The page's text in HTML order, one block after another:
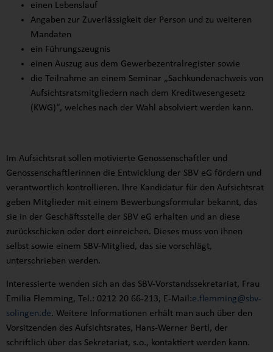
einen Lebenslauf
Angaben zur Zuverlässigkeit der Person und zu weiteren
Mandaten
ein Führungszeugnis
einen Auszug aus dem Gewerbezentralregister sowie
die Teilnahme an einem Seminar „Sachkundenachweis von
Aufsichtsratsmitgliedern nach dem Kreditwesengesetz
(KWG)“, welches nach der Wahl absolviert werden kann.
Im Aufsichtsrat sollen motivierte Genossenschaftler und
Genossenschaftlerinnen die Entwicklung der SBV eG fördern und
verantwortlich kontrollieren. Ihre Kandidatur für den Aufsichtsrat
geben Mitglieder mit einem Bewerbungsformular bekannt, das
sie in der Geschäftsstelle der SBV eG erhalten und an diese
zurückschicken oder dort einreichen. Dieses muss von ihnen
selbst sowie einem SBV-Mitglied, das sie vorschlägt,
unterschrieben werden.
Interessierte wenden sich an das SBV-Vorstandssekretariat, Frau
Emilia Flemming, Tel.: 0212 20 66-213, E-Mail:e.flemming@sbv-
solingen.de. Weitere Informationen erhält man auch über den
Vorsitzenden des Aufsichtsrates, Hans-Werner Bertl, der
schriftlich über das Sekretariat, s.o., kontaktiert werden kann.